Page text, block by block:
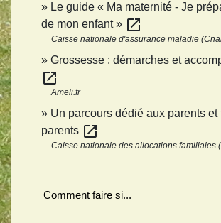
Le guide « Ma maternité - Je
de mon enfant » open_in_new
Caisse nationale d'assurance maladie
Grossesse : démarches et
open_in_new
Ameli.fr
Un parcours dédié aux parents et
parents open_in_new
Caisse nationale des allocations familiales
Comment faire si...